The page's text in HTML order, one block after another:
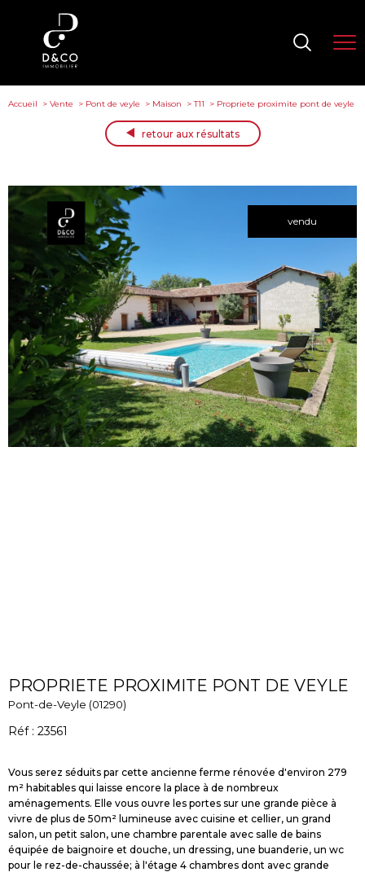
Accueil Vente Pont de veyle Maison T11 Propriete proximite pont de veyle
retour aux résultats
vendu
PROPRIETE PROXIMITE PONT DE VEYLE
Pont-de-Veyle (01290)
Réf : 23561
Vous serez séduits par cette ancienne ferme rénovée d'environ 279
m² habitables qui laisse encore la place à de nombreux
aménagements. Elle vous ouvre les portes sur une grande pièce à
vivre de plus de 50m² lumineuse avec cuisine et cellier, un grand
salon, un petit salon, une chambre parentale avec salle de bains
équipée de baignoire et douche, un dressing, une buanderie, un wc
pour le rez-de-chaussée; à l'étage 4 chambres dont avec grande